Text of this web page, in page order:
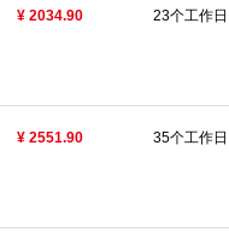
¥ 2034.90 23个工作日
¥ 2551.90 35个工作日